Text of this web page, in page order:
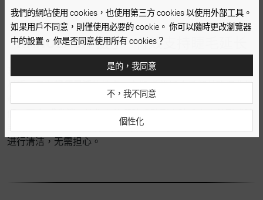
NANOLASH 镊子- 有效支持睫毛延长
忘记在沙龙长时间工作时拉伤手腕的情况。镊子采用不锈钢
材质，具有轻便灵活的特点。它们 非常适合手部并确保非常
精确的抓握，因此当您从盒中取出睫毛时，确保不会损坏它
们。双夹 式尖端可让您在将假睫毛贴到真睫毛上之前形成睫
毛扇形。Nanolash 镊子易于清洁，您可以 在高压灭菌器中
进行清洁，无需担心。
我們的網站使用 cookies，也使用第三方 cookies 以使用外部工具。
如果用戶不同意，則僅使用必要的 cookie。 你可以隨時更改瀏覽器
中的設置。 你是否同意使用所有 cookies？
是的，我同意
不，我不同意
個性化